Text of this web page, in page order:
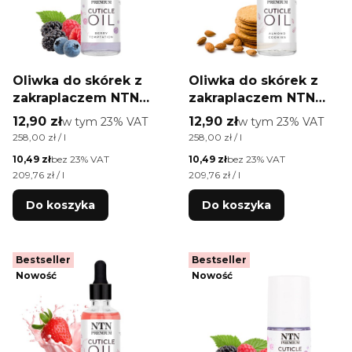
Oliwka do skórek z
zakraplaczem NTN
Premium o zapachu
Berry Temptation 50
Cena brutto
12,90 złw tym %s VAT
w tym 23% VAT
Cena jednostkowa brutto
258,00 zł / l
Cena netto
10,49 złbez 23% VAT
Cena jednostkowa netto
209,76 zł / l
Do koszyka
Oliwka do skórek z
zakraplaczem NTN
Premium o zapachu
Almond Cookies 50
Cena brutto
12,90 złw tym %s VAT
w tym 23% VAT
Cena jednostkowa brutto
258,00 zł / l
Cena netto
10,49 złbez 23% VAT
Cena jednostkowa netto
209,76 zł / l
Do koszyka
Bestseller
Nowość
Bestseller
Nowość